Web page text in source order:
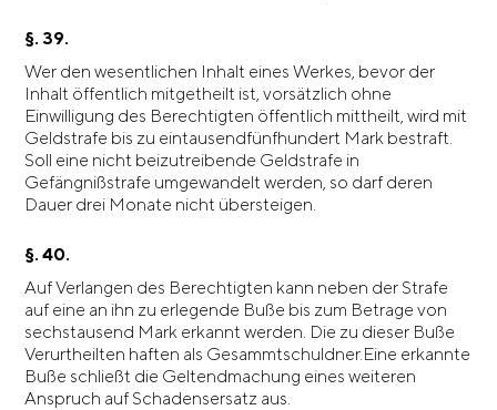
§. 39.
Wer den wesentlichen Inhalt eines Werkes, bevor der
Inhalt öffentlich mitgetheilt ist, vorsätzlich ohne
Einwilligung des Berechtigten öffentlich mittheilt, wird mit
Geldstrafe bis zu eintausendfünfhundert Mark bestraft.
Soll eine nicht beizutreibende Geldstrafe in
Gefängnißstrafe umgewandelt werden, so darf deren
Dauer drei Monate nicht übersteigen.
§. 40.
Auf Verlangen des Berechtigten kann neben der Strafe
auf eine an ihn zu erlegende Buße bis zum Betrage von
sechstausend Mark erkannt werden. Die zu dieser Buße
Verurtheilten haften als Gesammtschuldner.Eine erkannte
Buße schließt die Geltendmachung eines weiteren
Anspruch auf Schadensersatz aus.